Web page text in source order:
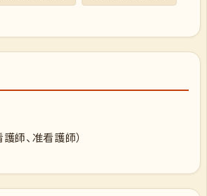
師、准看護師）